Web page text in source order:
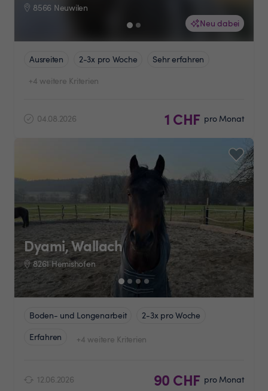
Neu dabei
8566 Neuwilen
Ausreiten 2-3x pro Woche
Sehr erfahren
+4 weitere Kriterien
04.08.2026 1 CHF pro Monat
Dyami, Wallach
8261 Hemishofen
Boden- und Longenarbeit
2-3x pro Woche
Erfahren
+4 weitere Kriterien
12.06.2026 90 CHF pro Monat